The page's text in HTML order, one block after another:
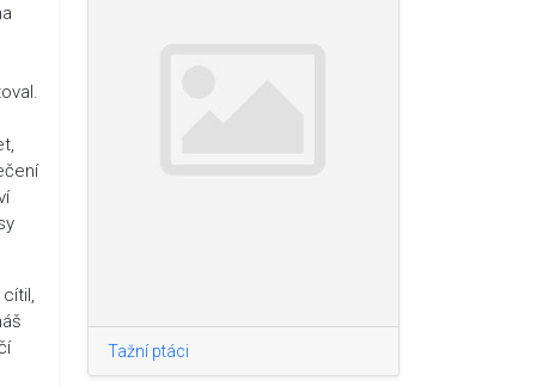
Tažní ptáci